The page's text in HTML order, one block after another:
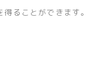
ることができます。